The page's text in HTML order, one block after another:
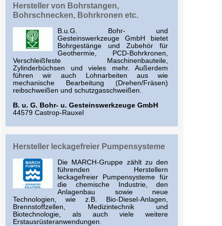
Hersteller von Bohrstangen,
Bohrschnecken, Bohrkronen etc.
B.u.G. Bohr- und
Gesteinswerkzeuge GmbH bietet
Bohrgestänge und Zubehör für
Geothermie, PCD-Bohrkronen,
Verschleißfeste Maschinenbauteile,
Zylinderbüchsen und vieles mehr. Außerdem
führen wir auch Lohnarbeiten aus wie
mechanische Bearbeitung (Drehen/Fräsen)
reibschweißen und schutzgasschweißen.
B. u. G. Bohr- u. Gesteinswerkzeuge GmbH
44579 Castrop-Rauxel
Hersteller leckagefreier Pumpensysteme
Die MARCH-Gruppe zählt zu den
führenden Herstellern
leckagefreier Pumpensysteme für
die chemische Industrie, den
Anlagenbau sowie neue
Technologien, wie z.B. Bio-Diesel-Anlagen,
Brennstoffzellen, Medizintechnik und
Biotechnologie, als auch viele weitere
Erstausrüsteranwendungen.